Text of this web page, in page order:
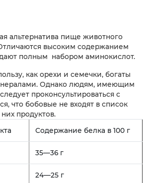
альтернатива пище животного
высоким содержанием
полным набором аминокислот.
как орехи и семечки, богаты
Однако людям, имеющим
проконсультироваться с
что бобовые не входят в список
продуктов.
Содержание белка в 100 г
35—36 г
24—25 г